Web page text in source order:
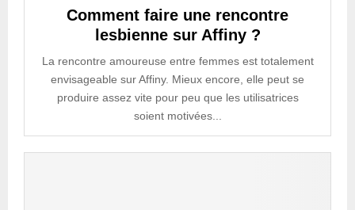
Comment faire une rencontre
lesbienne sur Affiny ?
La rencontre amoureuse entre femmes est totalement
envisageable sur Affiny. Mieux encore, elle peut se
produire assez vite pour peu que les utilisatrices
soient motivées...